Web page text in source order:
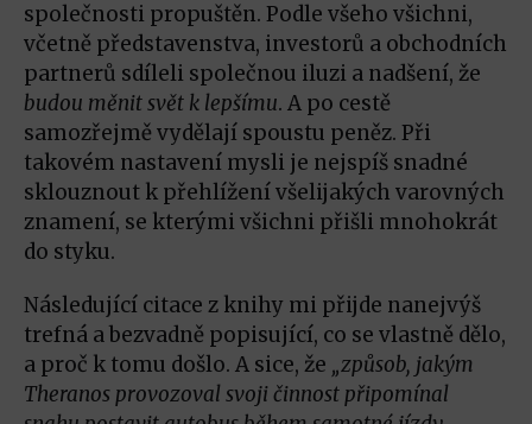
společnosti propuštěn. Podle všeho všichni,
včetně představenstva, investorů a obchodních
partnerů sdíleli společnou iluzi a nadšení, že
budou měnit svět k lepšímu. A po cestě
samozřejmě vydělají spoustu peněz. Při
takovém nastavení mysli je nejspíš snadné
sklouznout k přehlížení všelijakých varovných
znamení, se kterými všichni přišli mnohokrát
do styku.
Následující citace z knihy mi přijde nanejvýš
trefná a bezvadně popisující, co se vlastně dělo,
a proč k tomu došlo. A sice, že „způsob, jakým
Theranos provozoval svoji činnost připomínal